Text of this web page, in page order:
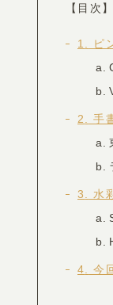
ホ
制
ホ
よ
お
お
【目次】
1
ピ
2
手
3
水
4 今